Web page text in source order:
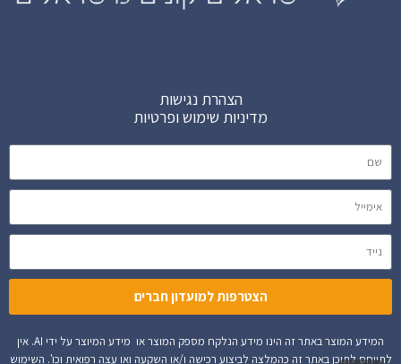
הצהרת נגישות
מדיניות שימוש ופרטיות
הצטרפות למועדון חברים
המידע המוצר באתר זה הינו מידע הנלקח מספק המוצר או מידע המיוצר על ידי AI. אין
לתייחס לתוכן באתר זה כהמלצה לביצוע רכישה ו/או השקעה ואו עצה רפואית וכו'. השימוש